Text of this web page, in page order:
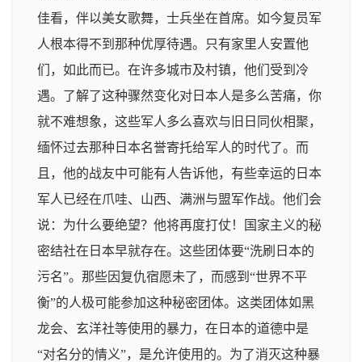
佳看，伴以美女歌舞，士兵坐在首席。如今复员军
人根本得不到那种优厚待遇。只有家里人安置他
们，如此而已。在许多城市及村镇，他们受到冷
遇。了解了这种骤然变化对日本人是多么苦痛，你
就不难想象，这些军人多么喜欢与旧日同伙相聚，
缅怀过去那种日本名誉寄托给军人的时代了。而
且，他的战友中可能有人告诉他，有些幸运的日本
军人已经在爪哇、山西、满洲与盟军作战。他们会
说：为什么要绝望？他将再度打仗！国家主义的秘
密结社在日本早就存在。这些团体要“洗刷日本的
污名”。那些因复仇宿愿未了，而感到“世界不平
衡”的人极可能参加这种秘密团体。这类团体如黑
龙会、玄洋社等使用的暴力，在日本的道德中是
“对名分的情义”，是允许使用的。为了消灭这种暴